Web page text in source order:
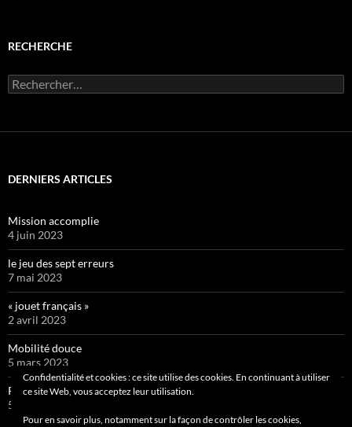
RECHERCHE
Rechercher :
DERNIERS ARTICLES
Mission accomplie
4 juin 2023
le jeu des sept erreurs
7 mai 2023
« jouet français »
2 avril 2023
Mobilité douce
5 mars 2023
Pipelette 9
5 février 2023
Confidentialité et cookies : ce site utilise des cookies. En continuant à utiliser
ce site Web, vous acceptez leur utilisation.
Pour en savoir plus, notamment sur la façon de contrôler les cookies,